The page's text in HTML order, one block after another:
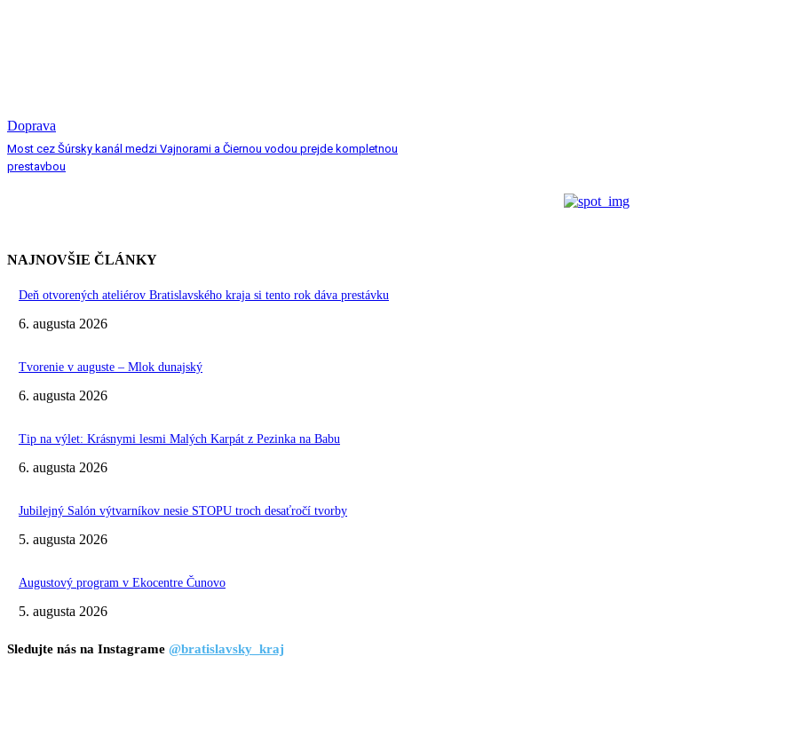
Doprava
Most cez Šúrsky kanál medzi Vajnorami a Čiernou vodou prejde kompletnou
prestavbou
NAJNOVŠIE ČLÁNKY
Deň otvorených ateliérov Bratislavského kraja si tento rok dáva prestávku
6. augusta 2026
Tvorenie v auguste – Mlok dunajský
6. augusta 2026
Tip na výlet: Krásnymi lesmi Malých Karpát z Pezinka na Babu
6. augusta 2026
Jubilejný Salón výtvarníkov nesie STOPU troch desaťročí tvorby
5. augusta 2026
Augustový program v Ekocentre Čunovo
5. augusta 2026
Sledujte nás na Instagrame @bratislavsky_kraj